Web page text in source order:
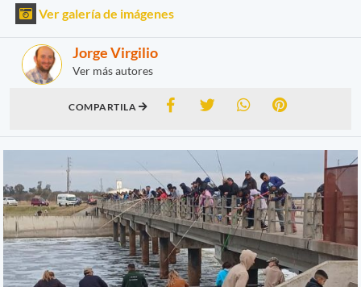
Ver galería de imágenes
Jorge Virgilio
Ver más autores
COMPARTILA